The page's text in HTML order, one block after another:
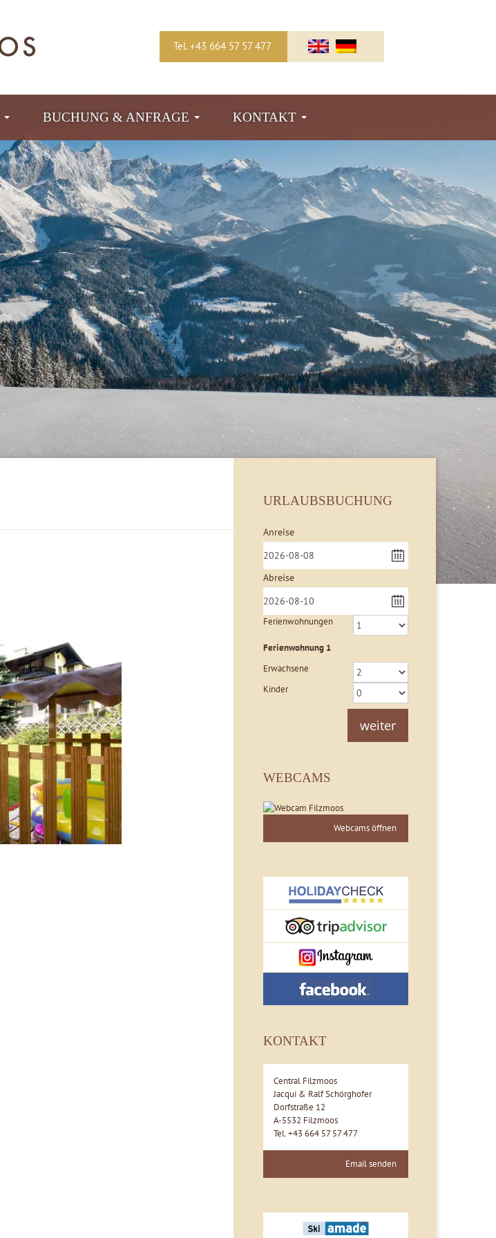
Tel. +43 664 57 57 477
BUCHUNG & ANFRAGE KONTAKT
URLAUBSBUCHUNG
Anreise
Abreise
Ferienwohnungen
Ferienwohnung 1
Erwachsene
Kinder
weiter
WEBCAMS
Webcams öffnen
KONTAKT
Central Filzmoos
Jacqui & Ralf Schörghofer
Dorfstraße 12
A-5532 Filzmoos
Tel. +43 664 57 57 477
Email senden